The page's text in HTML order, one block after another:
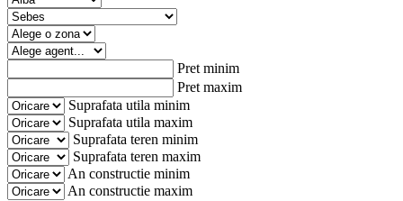
Pret minim
Pret maxim
Suprafata utila minim
Suprafata utila maxim
Suprafata teren minim
Suprafata teren maxim
An constructie minim
An constructie maxim